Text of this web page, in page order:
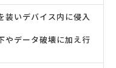
装いデバイス内に侵入
やデータ破壊に加え行